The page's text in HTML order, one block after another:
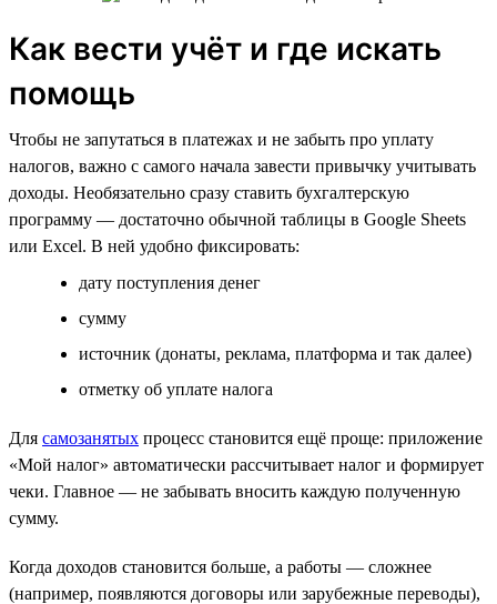
Как вести учёт и где искать
помощь
Чтобы не запутаться в платежах и не забыть про уплату
налогов, важно с самого начала завести привычку учитывать
доходы. Необязательно сразу ставить бухгалтерскую
программу — достаточно обычной таблицы в Google Sheets
или Excel. В ней удобно фиксировать:
дату поступления денег
сумму
источник (донаты, реклама, платформа и так далее)
отметку об уплате налога
Для самозанятых процесс становится ещё проще: приложение
«Мой налог» автоматически рассчитывает налог и формирует
чеки. Главное — не забывать вносить каждую полученную
сумму.
Когда доходов становится больше, а работы — сложнее
(например, появляются договоры или зарубежные переводы),